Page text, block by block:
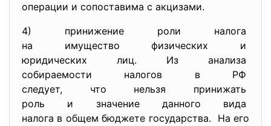
операции и сопоставима с акцизами.
4) принижение роли налога
на имущество физических и
юридических лиц. Из анализа
собираемости налогов в РФ
следует, что нельзя принижать
роль и значение данного вида
налога в общем бюджете государства. На его